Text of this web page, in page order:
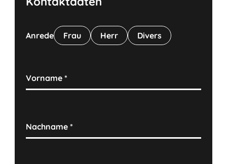
Anrede Frau Herr Divers
Vorname*
Nachname*